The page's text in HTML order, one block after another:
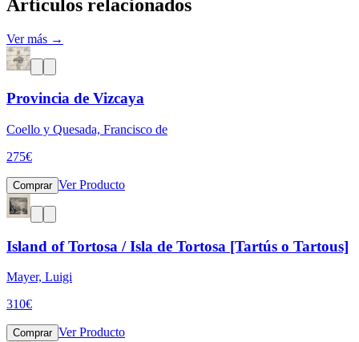
Artículos relacionados
Ver más →
Provincia de Vizcaya
Coello y Quesada, Francisco de
275€
Comprar Ver Producto
Island of Tortosa / Isla de Tortosa [Tartús o Tartous]
Mayer, Luigi
310€
Comprar Ver Producto